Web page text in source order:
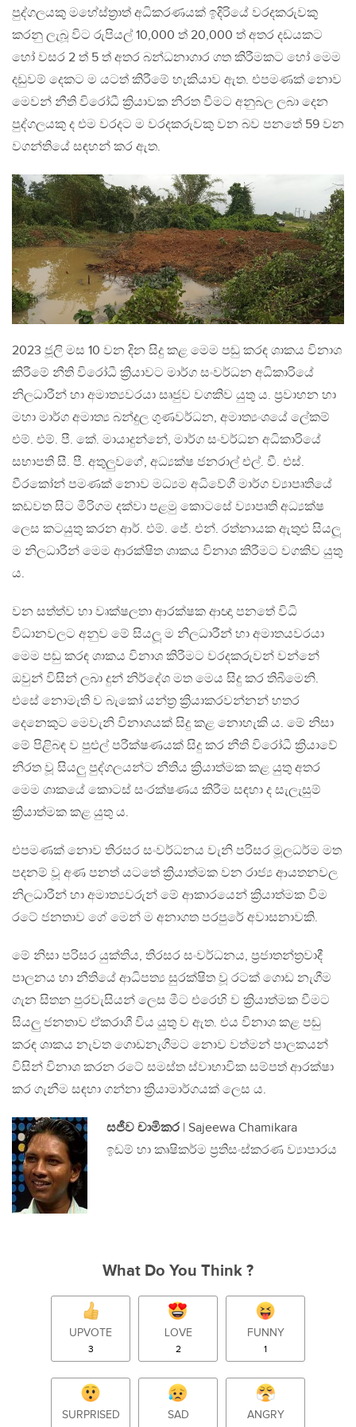
පුද්ගලයකු මහේස්ත්‍රාත් අධිකරණයක් ඉදිරියේ වරදකරුවකු
කරනු ලැබූ විට රුපියල් 10,000 ත් 20,000 ත් අතර දඩයකට
හෝ වසර 2 ත් 5 ත් අතර බන්ධනාගාර ගත කිරීමකට හෝ මෙම
දඩුවම් දෙකට ම යටත් කිරීමේ හැකියාව ඇත. එපමණක් නොව
මෙවන් නීති විරෝධී ක්‍රියාවක නිරත වීමට අනුබල ලබා දෙන
පුද්ගලයකු ද එම වරදට ම වරදකරුවකු වන බව පනතේ 59 වන
වගන්තියේ සඳහන් කර ඇත.
2023 ජූලි මස 10 වන දින සිදු කළ මෙම පඬු කරඳ ශාකය විනාශ
කිරීමේ නීති විරෝධී ක්‍රියාවට මාර්ග සංවර්ධන අධිකාරියේ
නිලධාරීන් හා අමාත්‍යවරයා සෘජුව වගකිව යුතු ය. ප්‍රවාහන හා
මහා මාර්ග අමාත්‍ය බන්දුල ගුණවර්ධන, අමාත්‍යංශයේ ලේකම්
එම්. එම්. පී. කේ. මායාදුන්නේ, මාර්ග සංවර්ධන අධිකාරියේ
සභාපති සී. පී. අතුලුවගේ, අධ්‍යක්ෂ ජනරාල් එල්. වී. එස්.
වීරකෝන් පමණක් නොව මධ්‍යම අධිවේගී මාර්ග ව්‍යාපෘතියේ
කඩවත සිට මීරිගම දක්වා පළමු කොටසේ ව්‍යාපෘති අධ්‍යක්ෂ
ලෙස කටයුතු කරන ආර්. එම්. ජේ. එන්. රත්නායක ඇතුළු සියලූ
ම නිලධාරීන් මෙම ආරක්ෂිත ශාකය විනාශ කිරීමට වගකිව යුතු
ය.
වන සත්ත්ව හා වෘක්ෂලතා ආරක්ෂක ආඥා පනතේ විධි
විධානවලට අනුව මේ සියලූ ම නිලධාරීන් හා අමාතයවරයා
මෙම පඬු කරඳ ශාකය විනාශ කිරීමට වරදකරුවන් වන්නේ
ඔවුන් විසින් ලබා දුන් නිර්දේශ මත මෙය සිදු කර තිබීමෙනි.
එසේ නොමැති ව බැකෝ යන්ත්‍ර ක්‍රියාකරවන්නන් හතර
දෙනෙකුට මෙවැනි විනාශයක් සිදු කළ නොහැකි ය. මේ නිසා
මේ පිළිබඳ ව පුළුල් පරීක්ෂණයක් සිදු කර නීති විරෝධී ක්‍රියාවේ
නිරත වූ සියලු පුද්ගලයන්ට නීතිය ක්‍රියාත්මක කළ යුතු අතර
මෙම ශාකයේ කොටස් සංරක්ෂණය කිරීම සඳහා ද සැලැසුම්
ක්‍රියාත්මක කළ යුතු ය.
එපමණක් නොව තිරසර සංවර්ධනය වැනි පරිසර මූලධර්ම මත
පදනම් වූ අණ පනත් යටතේ ක්‍රියාත්මක වන රාජ්‍ය ආයතනවල
නිලධාරීන් හා අමාත්‍යවරුන් මේ ආකාරයෙන් ක්‍රියාත්මක වීම
රටේ ජනතාව ගේ මෙන් ම අනාගත පරපුරේ අවාසනාවකි.
මේ නිසා පරිසර යුක්තිය, තිරසර සංවර්ධනය, ප්‍රජාතන්ත්‍රවාදී
පාලනය හා නීතියේ ආධිපත්‍ය සුරක්ෂිත වූ රටක් ගොඩ නැගීම
ගැන සිතන පුරවැසියන් ලෙස මීට එරෙහි ව ක්‍රියාත්මක වීමට
සියලු ජනතාව ඒකරාශී විය යුතු ව ඇත. එය විනාශ කළ පඬු
කරඳ ශාකය නැවත ගොඩනැගීමට නොව වත්මන් පාලකයන්
විසින් විනාශ කරන රටේ සමස්ත ස්වාභාවික සම්පත් ආරක්ෂා
කර ගැනීම සඳහා ගන්නා ක්‍රියාමාර්ගයක් ලෙස ය.
සජීව චාමිකර | Sajeewa Chamikara
ඉඩම් හා කෘෂිකර්ම ප්‍රතිසංස්කරණ ව්‍යාපාරය
What Do You Think ?
UPVOTE
3
LOVE
2
FUNNY
1
SURPRISED SAD ANGRY